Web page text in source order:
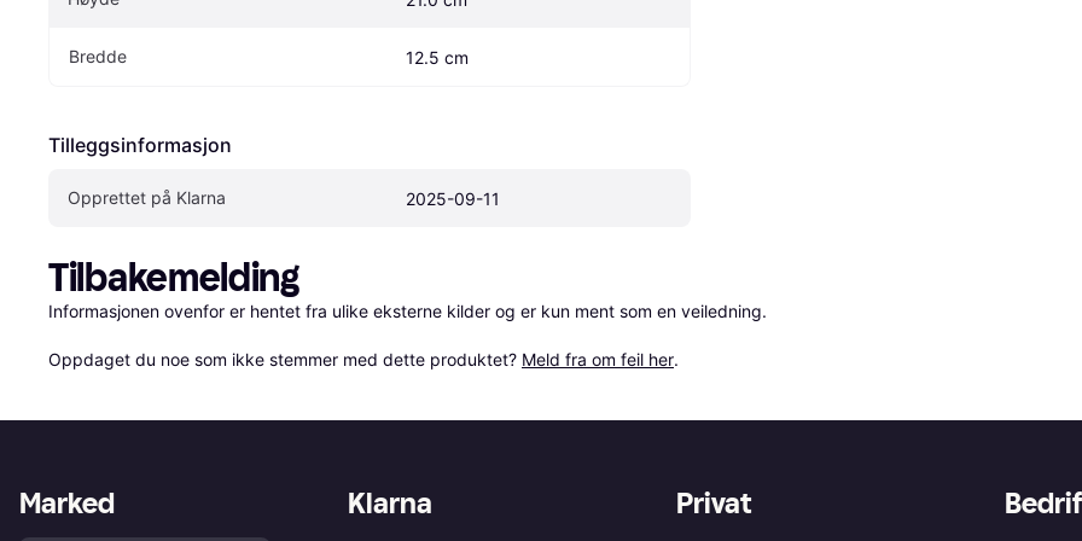
Bredde 12.5 cm
Tilleggsinformasjon
Opprettet på Klarna 2025-09-11
Tilbakemelding
Informasjonen ovenfor er hentet fra ulike eksterne kilder og er kun ment som en veiledning.
Oppdaget du noe som ikke stemmer med dette produktet? Meld fra om feil her.
Klarna Privat
Marked